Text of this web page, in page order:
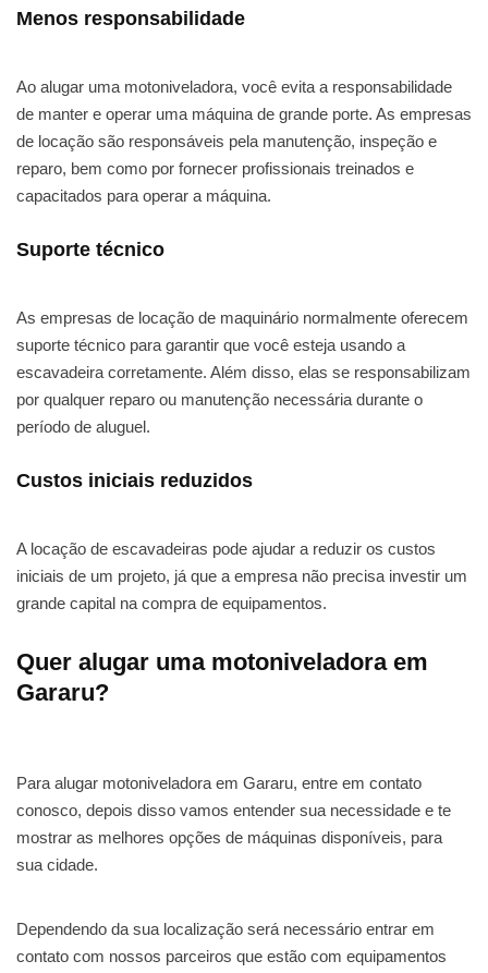
Menos responsabilidade
Ao alugar uma motoniveladora, você evita a responsabilidade
de manter e operar uma máquina de grande porte. As empresas
de locação são responsáveis pela manutenção, inspeção e
reparo, bem como por fornecer profissionais treinados e
capacitados para operar a máquina.
Suporte técnico
As empresas de locação de maquinário normalmente oferecem
suporte técnico para garantir que você esteja usando a
escavadeira corretamente. Além disso, elas se responsabilizam
por qualquer reparo ou manutenção necessária durante o
período de aluguel.
Custos iniciais reduzidos
A locação de escavadeiras pode ajudar a reduzir os custos
iniciais de um projeto, já que a empresa não precisa investir um
grande capital na compra de equipamentos.
Quer alugar uma motoniveladora em
Gararu?
Para alugar motoniveladora em Gararu, entre em contato
conosco, depois disso vamos entender sua necessidade e te
mostrar as melhores opções de máquinas disponíveis, para
sua cidade.
Dependendo da sua localização será necessário entrar em
contato com nossos parceiros que estão com equipamentos